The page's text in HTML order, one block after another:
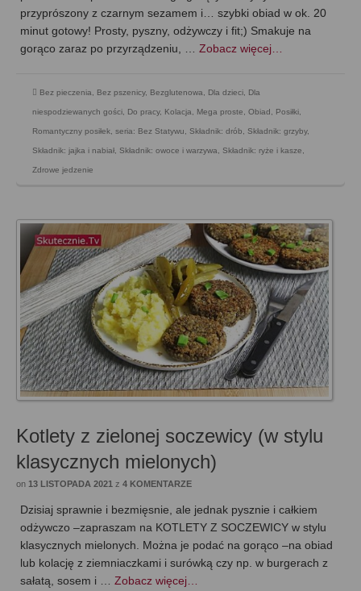
przyprószony z czarnym sezamem i… szybki obiad w ok. 20
minut gotowy! Prosty, pyszny, odżywczy i fit;) Smakuje na
gorąco zaraz po przyrządzeniu, … Zobacz więcej…
Bez pieczenia Bez pszenicy, Bezglutenowa Dla dzieci Dla
niespodziewanych gości Do pracy, Kolacja Mega proste Obiad Posiłki
Romantyczny posiłek seria: Bez Statywu Składnik: drób Składnik: grzyby,
Składnik: jajka i nabiał Składnik: owoce i warzywa Składnik: ryże i kasze
Zdrowe jedzenie
Kotlety z zielonej soczewicy (w stylu
klasycznych mielonych)
on 13 LISTOPADA 2021 z 4 KOMENTARZE
Dzisiaj sprawnie i bezmięsnie, ale jednak pysznie i całkiem
odżywczo –zapraszam na KOTLETY Z SOCZEWICY w stylu
klasycznych mielonych. Można je podać na gorąco –na obiad
lub kolację z ziemniaczkami i surówką czy np. w burgerach z
sałatą, sosem i … Zobacz więcej…